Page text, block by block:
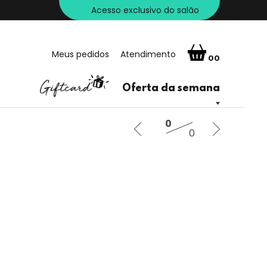
Acesso exclusivo do salão
Meus pedidos Atendimento 00
Oferta da semana
0
0